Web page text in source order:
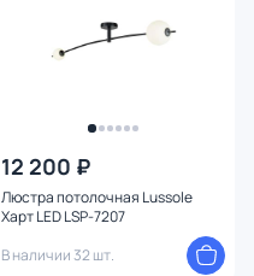
12 200 ₽
Люстра потолочная Lussole
Харт LED LSP-7207
В наличии 32 шт.